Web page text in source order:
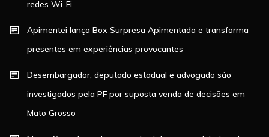
redes Wi-Fi
Apimentei lança Box Surpresa Apimentada e transforma
presentes em experiências provocantes
Desembargador, deputado estadual e advogado são
investigados pela PF por suposta venda de decisões em
Mato Grosso